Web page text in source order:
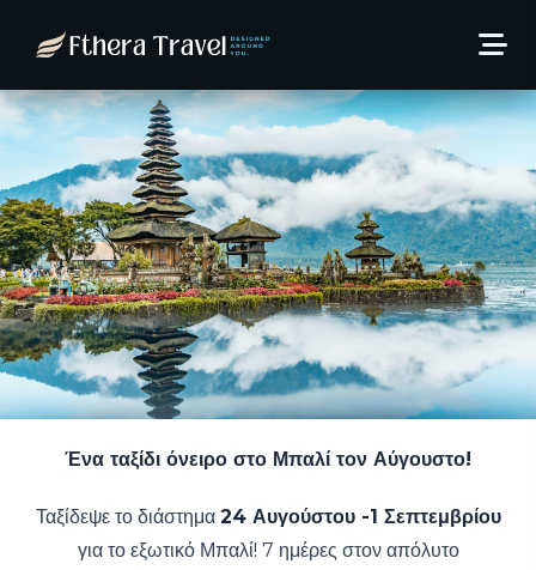
από 925€/άτομο!
13 Μαΐου, 2025 theosarolidis
Ένα ταξίδι όνειρο στο Μπαλί τον Αύγουστο!
Ταξίδεψε το διάστημα 24 Αυγούστου -1 Σεπτεμβρίου
για το εξωτικό Μπαλί! 7 ημέρες στον απόλυτο